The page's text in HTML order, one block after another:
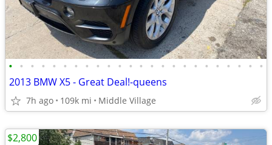
• • • • • • • • • • • • • • • • • • • • • • • •
2013 BMW X5 - Great Deal!-queens
7h ago 109k mi Middle Village
$2,800